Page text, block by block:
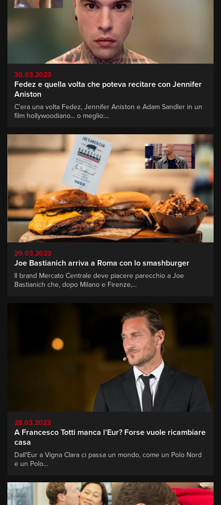
30.03.2023
Fedez e quella volta che poteva recitare con Jennifer
Aniston
C'era una volta Fedez, Jennifer Aniston e Adam Sandler in un
film hollywoodiano... o meglio:...
29.03.2023
Joe Bastianich arriva a Roma con lo smashburger
Il brand Mercato Centrale deve piacere parecchio a Joe
Bastianich che, dopo Milano e Firenze,...
28.03.2023
A Francesco Totti manca l’Eur? Forse vuole ricambiare
casa
Dall'Eur a Vigna Clara ci passa un mondo, come un Polo Nord
e un Polo...